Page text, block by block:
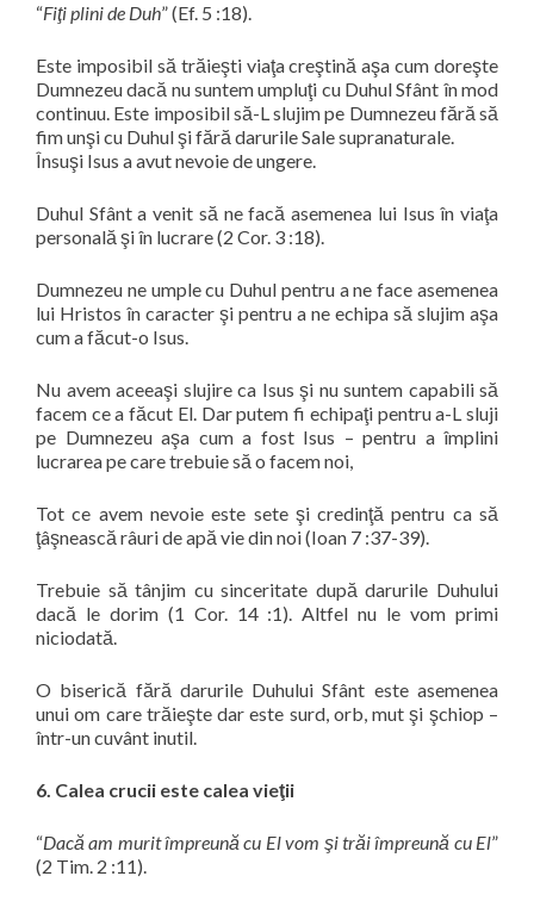
“Fiţi plini de Duh” (Ef. 5 :18).
Este imposibil să trăieşti viaţa creştină aşa cum doreşte
Dumnezeu dacă nu suntem umpluţi cu Duhul Sfânt în mod
continuu. Este imposibil să-L slujim pe Dumnezeu fără să
fim unşi cu Duhul şi fără darurile Sale supranaturale.
Însuşi Isus a avut nevoie de ungere.
Duhul Sfânt a venit să ne facă asemenea lui Isus în viaţa
personală şi în lucrare (2 Cor. 3 :18).
Dumnezeu ne umple cu Duhul pentru a ne face asemenea
lui Hristos în caracter şi pentru a ne echipa să slujim aşa
cum a făcut-o Isus.
Nu avem aceeaşi slujire ca Isus şi nu suntem capabili să
facem ce a făcut El. Dar putem fi echipaţi pentru a-L sluji
pe Dumnezeu aşa cum a fost Isus – pentru a împlini
lucrarea pe care trebuie să o facem noi,
Tot ce avem nevoie este sete şi credinţă pentru ca să
ţâşnească râuri de apă vie din noi (Ioan 7 :37-39).
Trebuie să tânjim cu sinceritate după darurile Duhului
dacă le dorim (1 Cor. 14 :1). Altfel nu le vom primi
niciodată.
O biserică fără darurile Duhului Sfânt este asemenea
unui om care trăieşte dar este surd, orb, mut şi şchiop –
într-un cuvânt inutil.
6. Calea crucii este calea vieţii
“Dacă am murit împreună cu El vom şi trăi împreună cu El”
(2 Tim. 2 :11).